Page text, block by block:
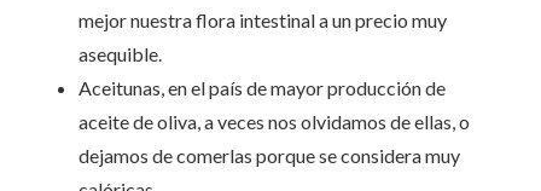
mejor nuestra flora intestinal a un precio muy
asequible.
Aceitunas, en el país de mayor producción de
aceite de oliva, a veces nos olvidamos de ellas, o
dejamos de comerlas porque se considera muy